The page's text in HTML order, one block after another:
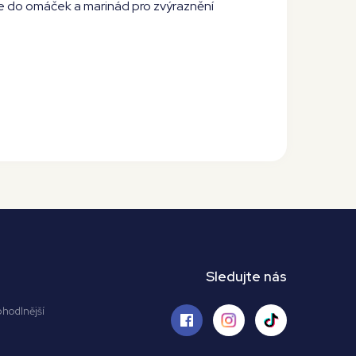
do omáček a marinád pro zvýraznění
Sledujte nás